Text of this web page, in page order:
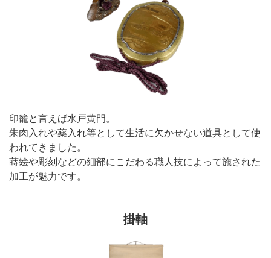
印籠と言えば水戸黄門。
朱肉入れや薬入れ等として生活に欠かせない道具として使
われてきました。
蒔絵や彫刻などの細部にこだわる職人技によって施された
加工が魅力です。
掛軸